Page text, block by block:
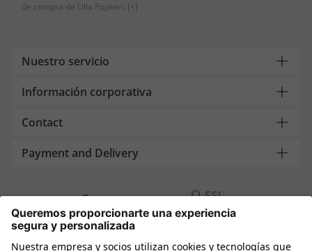
de compra de Ulla Popken. [+]
Nuestro servicio
Información corporativa
Contact
Payment and Delivery
Compra segura con